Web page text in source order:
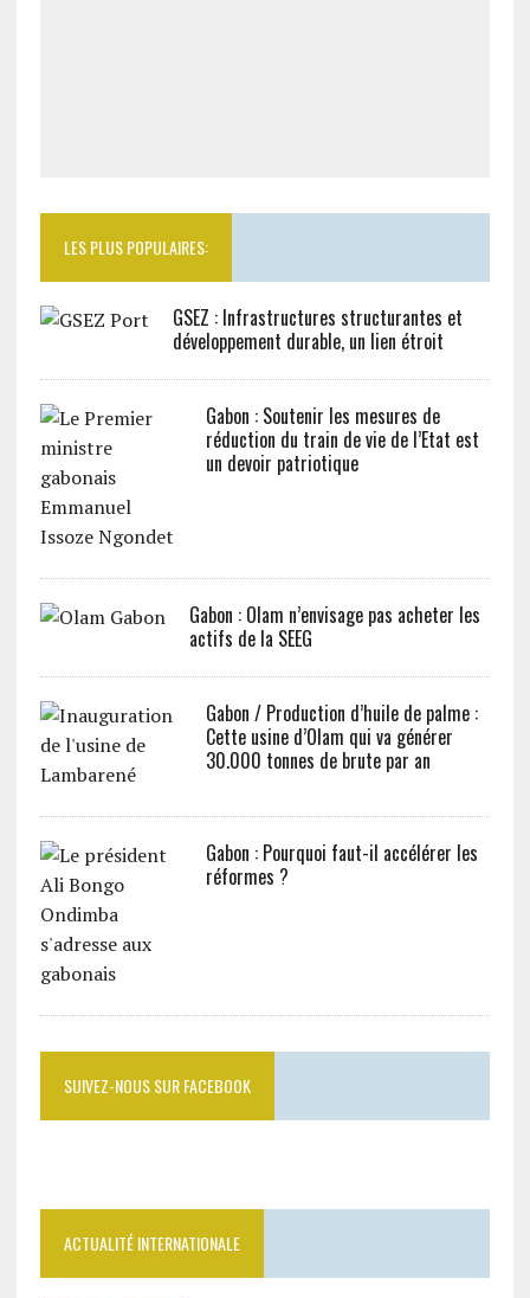
LES PLUS POPULAIRES:
GSEZ : Infrastructures structurantes et
développement durable, un lien étroit
Gabon : Soutenir les mesures de
réduction du train de vie de l’Etat est
un devoir patriotique
Gabon : Olam n’envisage pas acheter les
actifs de la SEEG
Gabon / Production d’huile de palme :
Cette usine d’Olam qui va générer
30.000 tonnes de brute par an
Gabon : Pourquoi faut-il accélérer les
réformes ?
SUIVEZ-NOUS SUR FACEBOOK
ACTUALITÉ INTERNATIONALE